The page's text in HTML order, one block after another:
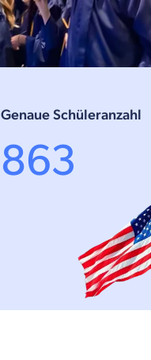
Genaue Schüleranzahl
863